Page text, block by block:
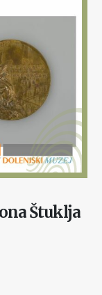
Štuklja